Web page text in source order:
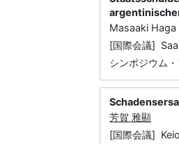
Masaaki Haga
[国際会議]
シンポジウム
芳賀 雅顯
[国際会議]